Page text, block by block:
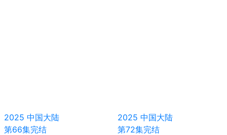
2025 中国大陆
第66集完结
2025 中国大陆
第72集完结